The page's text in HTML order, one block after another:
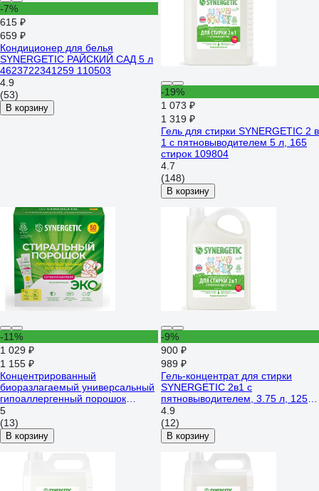
-7%
615 ₽
659 ₽
Кондиционер для белья
SYNERGETIC РАЙСКИЙ САД 5 л
4623722341259 110503
4.9
(53)
В корзину
-19%
1 073 ₽
1 319 ₽
Гель для стирки SYNERGETIC 2 в
1 c пятновыводителем 5 л, 165
стирок 109804
4.7
(148)
В корзину
-11%
1 029 ₽
1 155 ₽
Концентрированный
биоразлагаемый универсальный
гипоаллергенный порошок
SYNERGETIC 50 стирок
4607971450726 109005
5
(13)
В корзину
-9%
900 ₽
989 ₽
Гель-концентрат для стирки
SYNERGETIC 2в1 с
пятновыводителем, 3.75 л, 125
стирок 109803
4.9
(12)
В корзину